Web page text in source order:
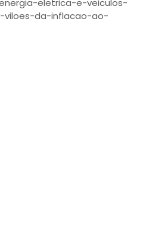
eletrica-e-veiculos-
viloes-da-inflacao-ao-